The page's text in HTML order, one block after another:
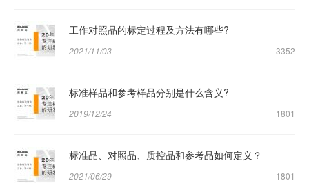
工作对照品的标定过程及方法有哪些?
2021/11/03 3352
标准样品和参考样品分别是什么含义?
2019/12/24 1801
标准品、对照品、质控品和参考品如何定义？
2021/06/29 1801